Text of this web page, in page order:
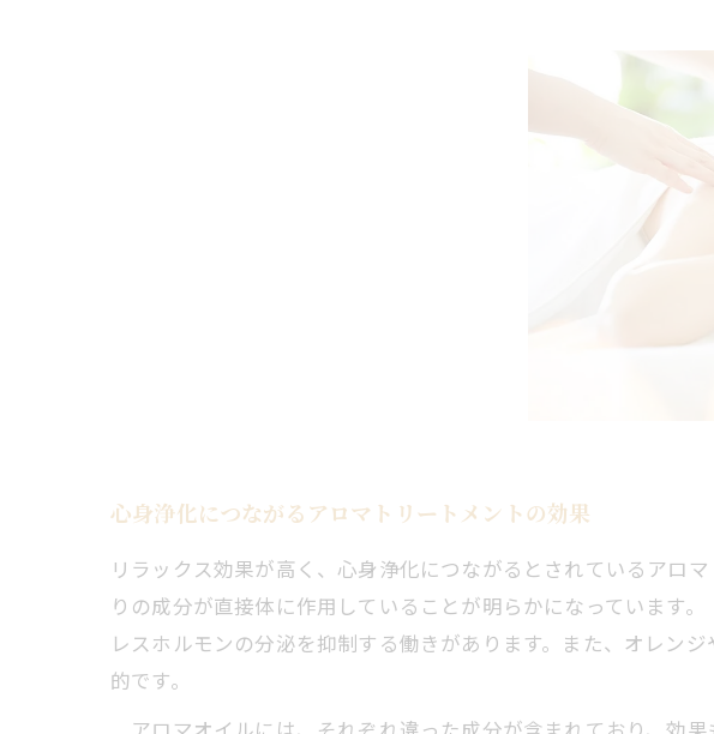
心身浄化につながるアロマトリートメントの効果
リラックス効果が高く、心身浄化につながるとされているアロ
りの成分が直接体に作用していることが明らかになっています
レスホルモンの分泌を抑制する働きがあります。また、オレン
的です。